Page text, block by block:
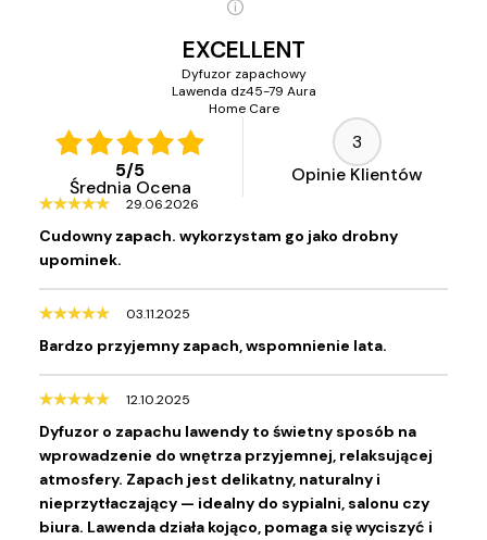
EXCELLENT
Dyfuzor zapachowy
Lawenda dz45-79 Aura
Home Care
5/5
Średnia Ocena
3
Opinie Klientów
29.06.2026
Cudowny zapach. wykorzystam go jako drobny
upominek.
03.11.2025
Bardzo przyjemny zapach, wspomnienie lata.
12.10.2025
Dyfuzor o zapachu lawendy to świetny sposób na
wprowadzenie do wnętrza przyjemnej, relaksującej
atmosfery. Zapach jest delikatny, naturalny i
nieprzytłaczający — idealny do sypialni, salonu czy
biura. Lawenda działa kojąco, pomaga się wyciszyć i